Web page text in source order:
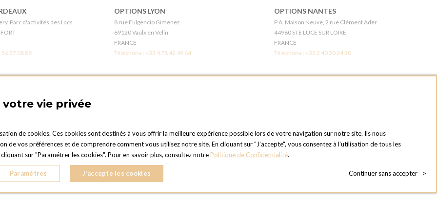
Parc d'activités des Lacs
56 57 08 89
OPTIONS LYON
8 rue Fulgencio Gimenez
69120 Vaulx en Velin
FRANCE
Téléphone : +33 4 78 42 49 64
OPTIONS NANTES
P.A. Maison Neuve, 2 rue Clément Ader
44980 STE LUCE SUR LOIRE
FRANCE
Téléphone : +33 2 40 30 24 30
Val
du-Rouvray
OPTIONS TOULOUSE
6 rue Gaye Marie, ZAC de Saint-Martin du Touch
31300 Toulouse
FRANCE
OPTIONS MC
Eden Tower - 25 Boulevard de Belgique
vie privée
de cookies. Ces cookies sont destinés à vous offrir la meilleure expérience possible lors de votre navigation sur notre site. Ils nous
vos préférences et de comprendre comment vous utilisez notre site. En cliquant sur "J’accepte", vous consentez à l'utilisation de tous les
sur "Paramétrer les cookies". Pour en savoir plus, consultez notre Politique de Confidentialité.
Paramètres J'accepte les cookies Continuer sans accepter >